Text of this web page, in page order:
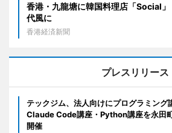
香港・九龍塘に韓国料理店「Social
代風に
香港経済新聞
プレスリリース
テックジム、法人向けにプログラミング
Claude Code講座・Python講座を永田
開催